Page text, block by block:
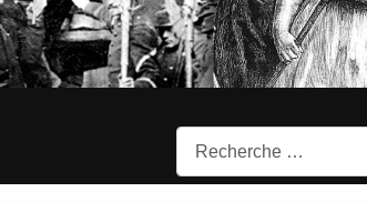
Rechercher